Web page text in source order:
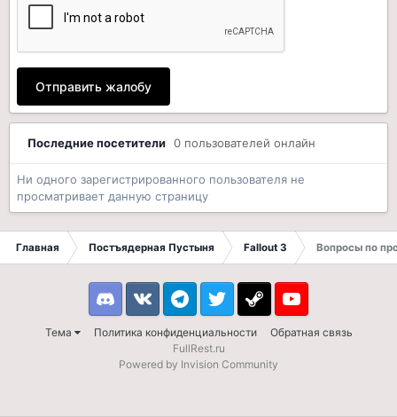
Отправить жалобу
Последние посетители 0 пользователей онлайн
Ни одного зарегистрированного пользователя не
просматривает данную страницу
Главная Постъядерная Пустыня Fallout 3 Вопросы по
Тема Политика конфиденциальности Обратная связь
DiscordVK TelegramTwitter Steam Youtube
FullRest.ru
Powered by Invision Community